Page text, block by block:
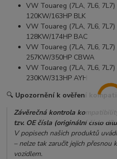
VW Touareg (7LA, 7L6,
120KW/163HP BLK
VW Touareg (7LA, 7L6,
128KW/174HP BAC
VW Touareg (7LA, 7L6,
257KW/350HP CBWA
VW Touareg (7LA, 7L6,
230KW/313HP AYH
🔍 Upozornění k ověření
Závěrečná kontrola
tzv. OE čísla (originální číslo
V popisech našich produktů
– nelze tak zaručit jejich
vozidlem.